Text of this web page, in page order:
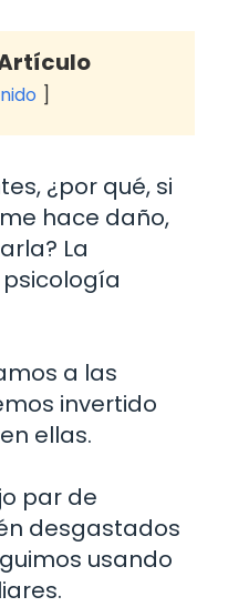
¿por qué, si
hace daño,
La
a las
invertido
ellas.
par de
desgastados
usando